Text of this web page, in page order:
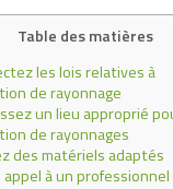
Table des matières
les lois relatives à
de rayonnage
un lieu approprié
de rayonnages
des matériels adaptés
à un professionnel